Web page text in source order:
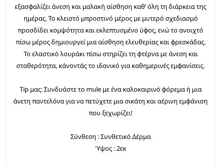
εξασφαλίζει άνεση και μαλακή αίσθηση καθ’ όλη τη διάρκεια της
ημέρας. Το κλειστό μπροστινό μέρος με μυτερό σχεδιασμό
προσδίδει κομψότητα και εκλεπτυσμένο ύφος, ενώ το ανοιχτό
πίσω μέρος δημιουργεί μια αίσθηση ελευθερίας και φρεσκάδας.
Το ελαστικό λουράκι πίσω στηρίζει τη φτέρνα με άνεση και
σταθερότητα, κάνοντάς το ιδανικό για καθημερινές εμφανίσεις.
Tip μας: Συνδυάστε το mule με ένα καλοκαιρινό φόρεμα ή μια
άνετη παντελόνα για να πετύχετε μια σικάτη και αέρινη εμφάνιση
που ξεχωρίζει!
Σύνθεση : Συνθετικό Δέρμα
Ύψος : 2εκ